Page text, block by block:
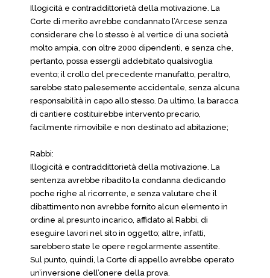
Illogicità e contraddittorietà della motivazione. La
Corte di merito avrebbe condannato l’Arcese senza
considerare che lo stesso è al vertice di una società
molto ampia, con oltre 2000 dipendenti, e senza che,
pertanto, possa essergli addebitato qualsivoglia
evento; il crollo del precedente manufatto, peraltro,
sarebbe stato palesemente accidentale, senza alcuna
responsabilità in capo allo stesso. Da ultimo, la baracca
di cantiere costituirebbe intervento precario,
facilmente rimovibile e non destinato ad abitazione;
Rabbi:
Illogicità e contraddittorietà della motivazione. La
sentenza avrebbe ribadito la condanna dedicando
poche righe al ricorrente, e senza valutare che il
dibattimento non avrebbe fornito alcun elemento in
ordine al presunto incarico, affidato al Rabbi, di
eseguire lavori nel sito in oggetto; altre, infatti,
sarebbero state le opere regolarmente assentite.
Sul punto, quindi, la Corte di appello avrebbe operato
un’inversione dell’onere della prova.